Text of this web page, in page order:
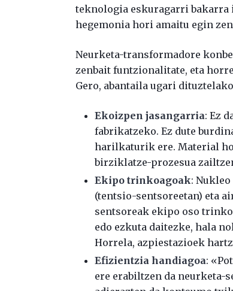
teknologia eskuragarri bakarra
hegemonia hori amaitu egin
Neurketa-transformadore
zenbait funtzionalitate, eta
Gero, abantaila ugari
Ekoizpen jasangarria: Ez
fabrikatzeko. Ez dute
harilkaturik ere. Material
birziklatze-prozesua
Ekipo trinkoagoak:
(tentsio-sentsoreetan) eta
sentsoreak ekipo oso
edo ezkuta daitezke, hala
Horrela, azpiestazioek
Efizientzia handiagoa:
ere erabiltzen da